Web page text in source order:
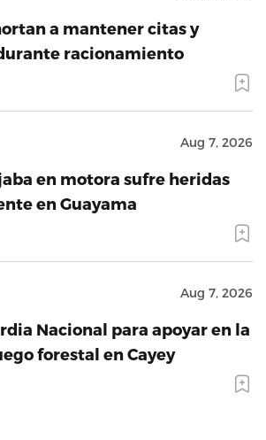
a mantener citas y
racionamiento
Aug 7, 2026
en motora sufre heridas
en Guayama
Aug 7, 2026
Nacional para apoyar en la
forestal en Cayey